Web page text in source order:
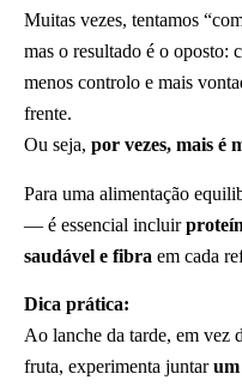
Muitas vezes, tentamos
mas o resultado é o oposto:
menos controlo e mais
frente.
Ou seja, por vezes, mais é
Para uma alimentação
— é essencial incluir
saudável e fibra em cada
Dica prática:
Ao lanche da tarde, em vez
fruta, experimenta juntarum